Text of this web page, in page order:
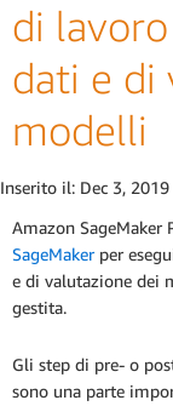
di
dati e di
modelli
Inserito il: Dec 3, 2019
Amazon SageMaker
SageMakerper
e di valutazione dei
gestita.
Gli step di pre- o
sono una parte